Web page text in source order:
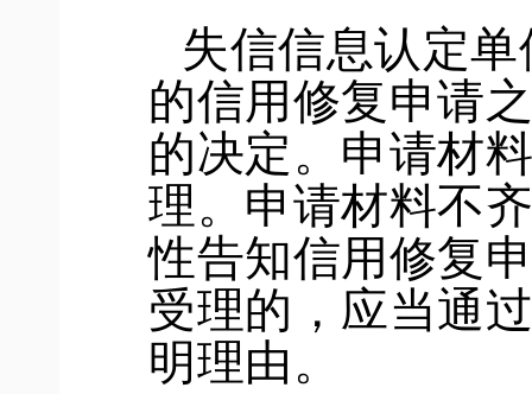
失信信息认定
的信用修复申请
的决定。 申请材
理。申请材料不
性告知信用修复
受理的，应当通
明理由。